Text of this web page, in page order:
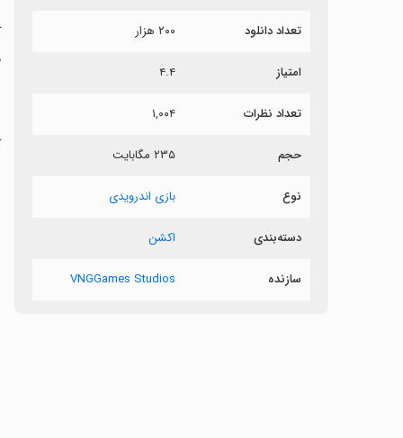
تعداد دانلود ۲۰۰ هزار
امتیاز ۴.۴
تعداد نظرات ۱,۰۰۴
حجم ۲۳۵ مگابایت
نوع بازی اندرویدی
دسته‌بندی اکشن
سازنده VNGGames Studios